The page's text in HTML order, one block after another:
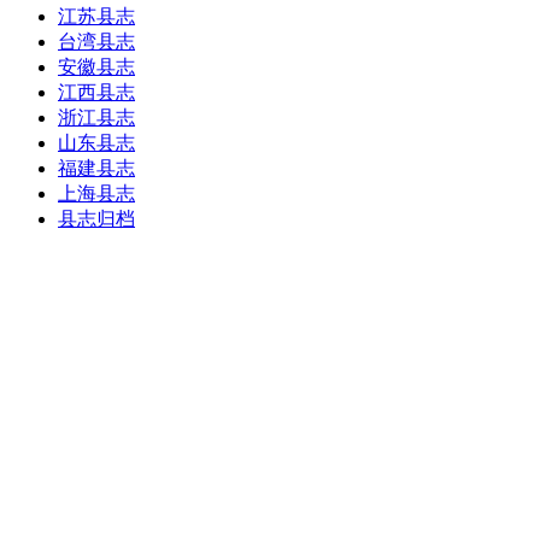
江苏县志
台湾县志
安徽县志
江西县志
浙江县志
山东县志
福建县志
上海县志
县志归档